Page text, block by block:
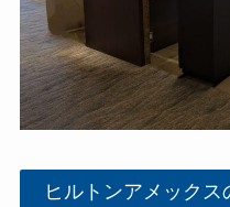
ヒルトンアメック